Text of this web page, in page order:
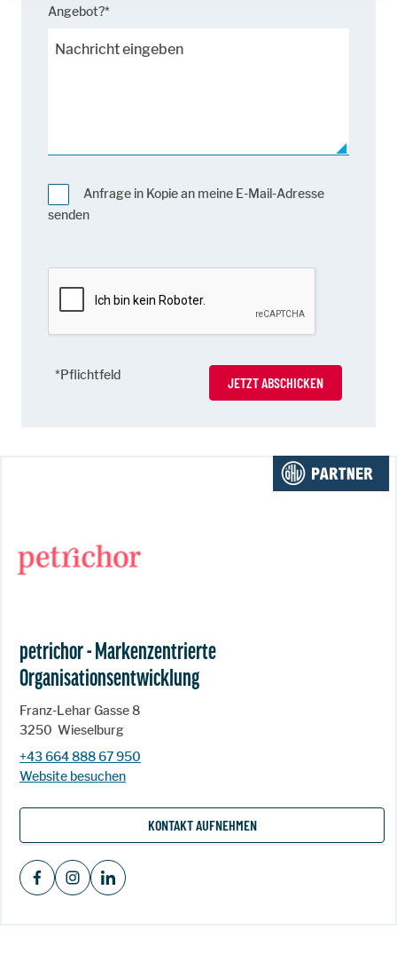
Angebot?*
Anfrage in Kopie an meine E-Mail-Adresse
senden
*Pflichtfeld JETZT ABSCHICKEN
petrichor - Markenzentrierte
Organisationsentwicklung
Franz-Lehar Gasse 8
3250 Wieselburg
+43 664 888 67 950
Website besuchen
KONTAKT AUFNEHMEN